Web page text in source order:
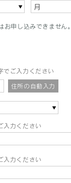
月
お申し込みできません。
でご入力ください
住所の自動入力
入力ください
入力ください